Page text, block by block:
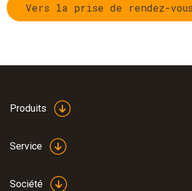
Vers la prise de rendez-
Produits
Service
Société